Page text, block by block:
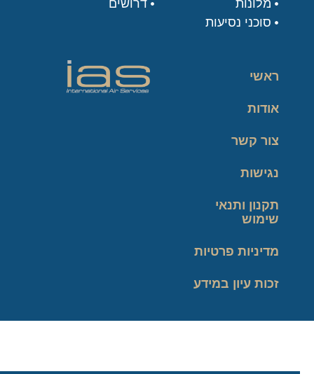
מלונות
סוכני נסיעות
דרושים
ראשי
אודות
צור קשר
נגישות
תקנון ותנאי
שימוש
מדיניות פרטיות
זכות עיון במידע